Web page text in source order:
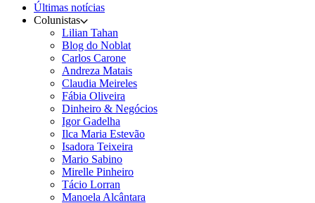
Últimas notícias
Colunistas
Lilian Tahan
Blog do Noblat
Carlos Carone
Andreza Matais
Claudia Meireles
Fábia Oliveira
Dinheiro & Negócios
Igor Gadelha
Ilca Maria Estevão
Isadora Teixeira
Mario Sabino
Mirelle Pinheiro
Tácio Lorran
Manoela Alcântara